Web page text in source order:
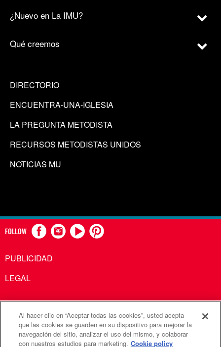
¿Nuevo en La IMU?
Qué creemos
DIRECTORIO
ENCUENTRA-UNA-IGLESIA
LA PREGUNTA METODISTA
RECURSOS METODISTAS UNIDOS
NOTICIAS MU
FOLLOW
PUBLICIDAD
LEGAL
Comunicaciones Metodistas Unidas es una agencia de la
Iglesia Metodista Unida
Al hacer clic en “Aceptar todas las cookies”, usted acepta
que las cookies se guarden en su dispositivo para mejorar la
navegación del sitio, analizar el uso del mismo, y colaborar
con nuestros estudios para marketing. Cookie policy